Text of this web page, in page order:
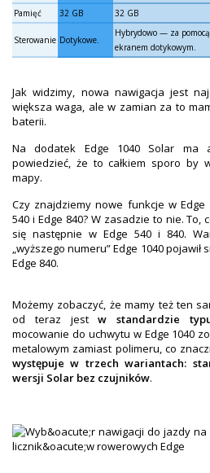
Pamięć 32 GB 32 GB
Sterowanie Dotykowe.
Hybrydowo — za
ekranem dotykowym.
Jak widzimy, nowa nawigacja jest
większa waga, ale w zamian za to
baterii.
Na dodatek Edge 1040 Solar ma
powiedzieć, że to całkiem sporo by
mapy.
Czy znajdziemy nowe funkcje w Edge
540 i Edge 840? W zasadzie to nie. To,
się następnie w Edge 540 i 840.
„wyższego numeru” Edge 1040 pojawił
Edge 840.
Możemy zobaczyć, że mamy też ten
od teraz jestw standardzie
mocowanie do uchwytu w Edge 1040
metalowym zamiast polimeru, co
występuje w trzech wariantach:
wersji Solar bez czujników.